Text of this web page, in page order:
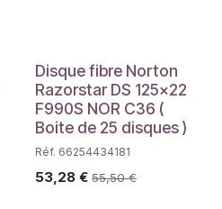
Disque fibre Norton
Razorstar DS 125x22
F990S NOR C36 (
Boite de 25 disques )
Réf. 66254434181
53,28€ 55,50€